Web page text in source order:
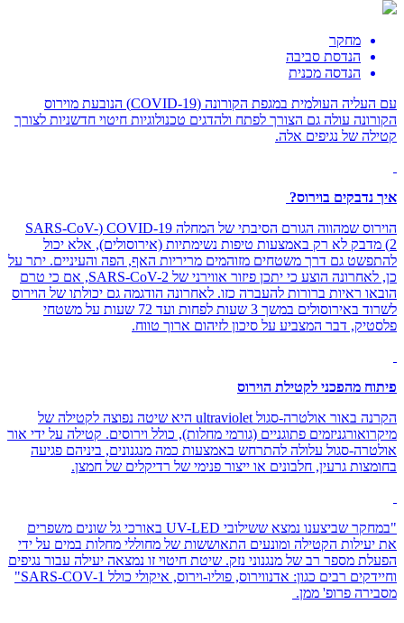
מחקר
הנדסת סביבה
הנדסה מכנית
עם העליה העולמית במגפת הקורונה (COVID-19) הנובעת מוירוס
הקורונה עולה גם הצורך לפתח ולהדגים טכנולוגיות חיטוי חדשניות לצורך
קטילה של נגיפים אלה.
איך נדבקים בוירוס?
הוירוס שמהווה הגורם הסיבתי של המחלה COVID-19 (
SARS-CoV-
2) מדבק לא רק באמצעות טיפות נשימתיות (אירוסולים), אלא יכול
להתפשט גם דרך משטחים מזוהמים מריריות האף, הפה והעיניים. יתר על
כן, לאחרונה הוצע כי יתכן פיזור אווירני של SARS-CoV-2, אם כי טרם
הובאו ראיות ברורות להעברה כזו. לאחרונה הודגמה גם יכולתו של הוירוס
לשרוד באירוסולים במשך 3 שעות לפחות ועד 72 שעות על משטחי
פלסטיק, דבר המצביע על סיכון לזיהום ארוך טווח.
פיתוח מהפכני לקטילת הוירוס
הקרנה באור אולטרה-סגולultraviolet היא שיטה נפוצה לקטילה של
מיקרואורגניזמים פתוגניים (גורמי מחלות), כולל וירוסים. קטילה על ידי אור
אולטרה-סגול עלולה להתרחש באמצעות כמה מנגנונים, ביניהם פגיעה
בחומצות גרעין, חלבונים או ייצור פנימי של רדיקלים של חמצן.
"במחקר שביצענו נמצא ששילובי UV-LED באורכי גל שונים משפרים
את יעילות הקטילה ומונעים התאוששות של מחוללי מחלות במים על ידי
הפעלת מספר רב של מנגנוני נזק. שיטת חיטוי זו נמצאה יעילה עבור נגיפים
וחיידקים רבים כגון: אדנווירוס, פוליו-וירוס, איקולי כולל
SARS-COV-1"
מסבירה פרופ' ממן.